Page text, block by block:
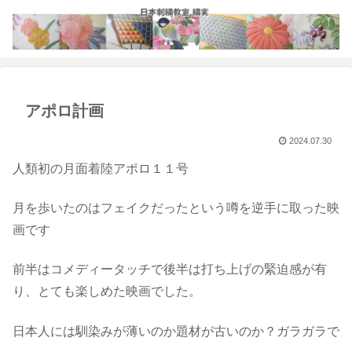
アポロ計画
2024.07.30
人類初の月面着陸アポロ１１号
月を歩いたのはフェイクだったという噂を逆手に取った映
画です
前半はコメディータッチで後半は打ち上げの緊迫感が有
り、とても楽しめた映画でした。
日本人には馴染みが薄いのか題材が古いのか？ガラガラで